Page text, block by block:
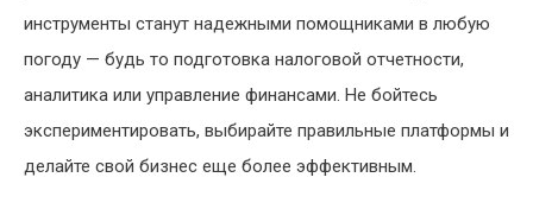
инструменты станут надежными помощниками в любую
погоду — будь то подготовка налоговой отчетности,
аналитика или управление финансами. Не бойтесь
экспериментировать, выбирайте правильные платформы и
делайте свой бизнес еще более эффективным.